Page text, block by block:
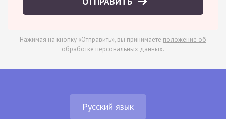
Нажимая на кнопку «Отправить», вы принимаете положение об
обработке персональных данных.
Русский язык